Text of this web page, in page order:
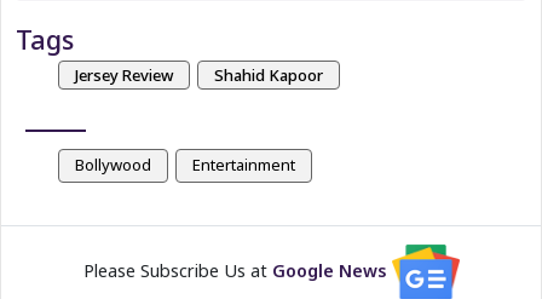
Tags
Jersey Review Shahid Kapoor
Bollywood Entertainment
Please Subscribe Us at Google News